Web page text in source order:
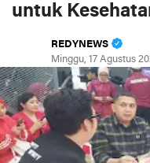
untuk
REDYNEWS
Minggu, 17 Agustus